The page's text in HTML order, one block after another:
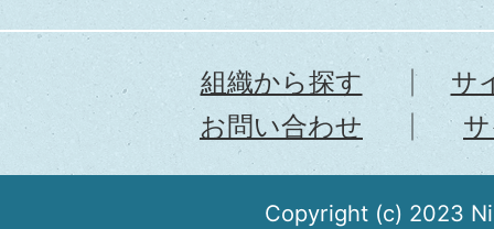
組織から探す
サ
お問い合わせ
Copyright (c) 2023